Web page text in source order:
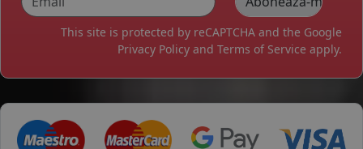
This site is protected by reCAPTCHA and the Google
Privacy Policy and Terms of Service apply.